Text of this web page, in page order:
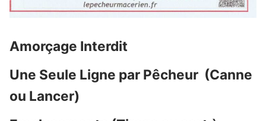
Amorçage Interdit
Une Seule Ligne par Pêcheur (Canne
ou Lancer)